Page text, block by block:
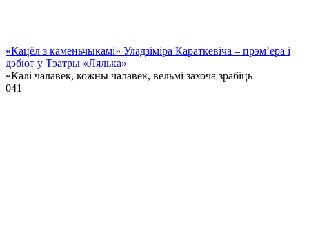
«Кацёл з каменьчыкамі» Уладзіміра Караткевіча – прэм’ера і
дэбют у Тэатры «Лялька»
«Калі чалавек, кожны чалавек, вельмі захоча зрабіць
041